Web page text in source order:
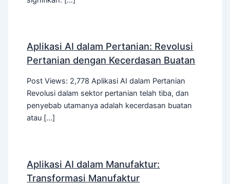
Aplikasi AI dalam Pertanian: Revolusi
Pertanian dengan Kecerdasan Buatan
Post Views: 2,778 Aplikasi AI dalam Pertanian
Revolusi dalam sektor pertanian telah tiba, dan
penyebab utamanya adalah kecerdasan buatan
atau […]
Aplikasi AI dalam Manufaktur:
Transformasi Manufaktur